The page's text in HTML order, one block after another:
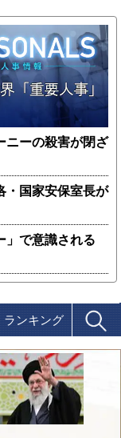
ニーの殺害が閉ざ
・国家安保室長が
」で意識される
ランキング